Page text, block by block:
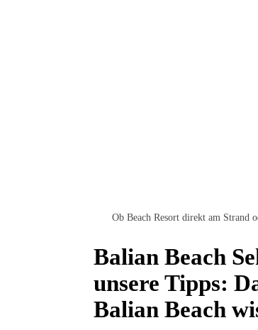
Ob Beach Resort direkt am Strand
Balian Beach
unsere Tipps:
Balian Beach